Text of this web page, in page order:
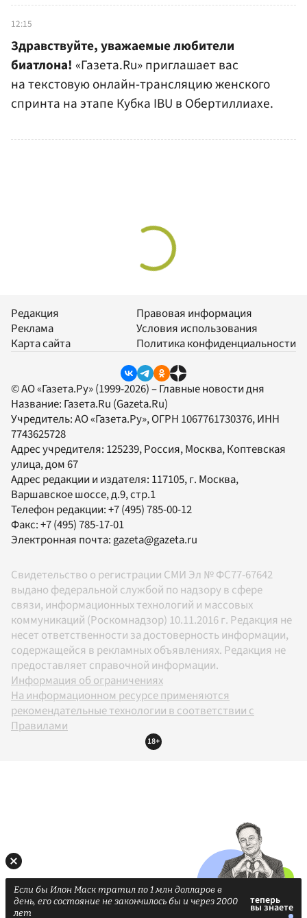
12:15
Здравствуйте, уважаемые любители
биатлона! «Газета.Ru» приглашает вас
на текстовую онлайн-трансляцию женского
спринта на этапе Кубка IBU в Обертиллиахе.
Редакция
Реклама
Карта сайта
Правовая информация
Условия использования
Политика конфиденциальности
© АО «Газета.Ру» (1999-2026) – Главные новости дня
Название: Газета.Ru (Gazeta.Ru)
Учредитель:АО «Газета.Ру», ОГРН 1067761730376, ИНН
7743625728
Адрес учредителя: 125239, Россия, Москва, Коптевская
улица, дом 67
Адрес редакции и издателя: 117105, г. Москва,
Варшавское шоссе, д.9, стр.1
Телефон редакции:+7 (495) 785-00-12
Факс:+7 (495) 785-17-01
Электронная почта:gazeta@gazeta.ru
Свидетельство о регистрации СМИ Эл № ФС77-67642
выдано федеральной службой по надзору в сфере
связи, информационных технологий и массовых
коммуникаций (Роскомнадзор) 10.11.2016 г. Редакция не
несет ответственности за достоверность информации,
содержащейся в рекламных объявлениях. Редакция не
предоставляет справочной информации.
Информация об ограничениях
На информационном ресурсе применяются
рекомендательные технологии в соответствии с
Правилами
18+
Если бы Илон Маск тратил по 1 млн долларов в
день, его состояние не закончилось бы и через 2000
лет